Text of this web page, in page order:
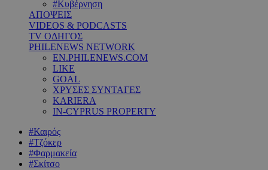
#Κυβέρνηση
ΑΠΟΨΕΙΣ
VIDEOS & PODCASTS
TV ΟΔΗΓΟΣ
PHILENEWS NETWORK
EN.PHILENEWS.COM
LIKE
GOAL
ΧΡΥΣΕΣ ΣΥΝΤΑΓΕΣ
KARIERA
IN-CYPRUS PROPERTY
#Καιρός
#Τζόκερ
#Φαρμακεία
#Σκίτσο